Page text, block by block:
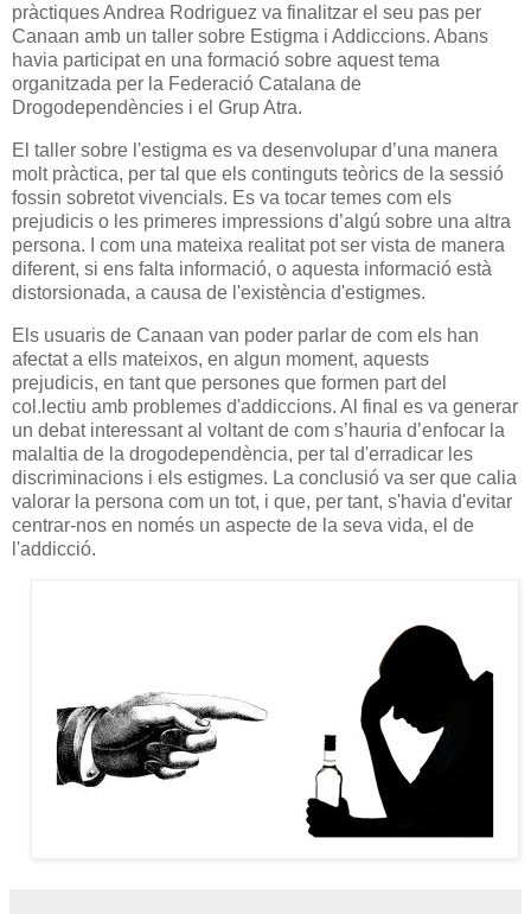
pràctiques Andrea Rodriguez va finalitzar el seu pas per
Canaan amb un taller sobre Estigma i Addiccions. Abans
havia participat en una formació sobre aquest tema
organitzada per la Federació Catalana de
Drogodependències i el Grup Atra.
El taller sobre l'estigma es va desenvolupar d’una manera
molt pràctica, per tal que els continguts teòrics de la sessió
fossin sobretot vivencials. Es va tocar temes com els
prejudicis o les primeres impressions d’algú sobre una altra
persona. I com una mateixa realitat pot ser vista de manera
diferent, si ens falta informació, o aquesta informació està
distorsionada, a causa de l'existència d'estigmes.
Els usuaris de Canaan van poder parlar de com els han
afectat a ells mateixos, en algun moment, aquests
prejudicis, en tant que persones que formen part del
col.lectiu amb problemes d'addiccions. Al final es va generar
un debat interessant al voltant de com s’hauria d’enfocar la
malaltia de la drogodependència, per tal d'erradicar les
discriminacions i els estigmes. La conclusió va ser que calia
valorar la persona com un tot, i que, per tant, s'havia d'evitar
centrar-nos en només un aspecte de la seva vida, el de
l'addicció.